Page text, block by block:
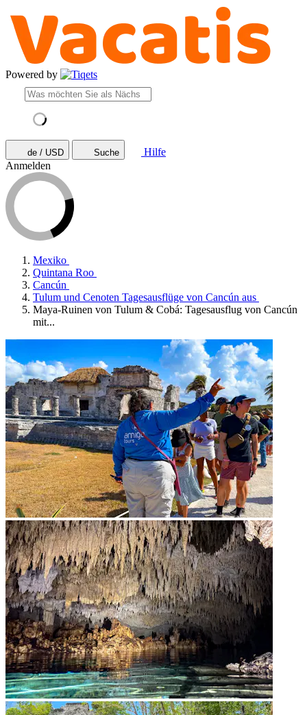
Powered by
de / USD Suche
Hilfe
Anmelden
Mexiko
Quintana Roo
Cancún
Tulum und Cenoten Tagesausflüge von Cancún aus
Maya-Ruinen von Tulum & Cobá: Tagesausflug von Cancún
mit...